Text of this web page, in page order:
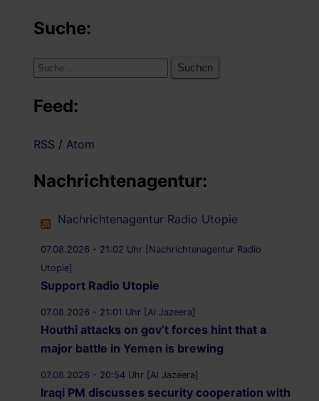
Suche:
Suche
Feed:
RSS / Atom
Nachrichtenagentur:
Nachrichtenagentur Radio Utopie
07.08.2026 - 21:02 Uhr [Nachrichtenagentur Radio
Utopie]
Support Radio Utopie
07.08.2026 - 21:01 Uhr [Al Jazeera]
Houthi attacks on gov’t forces hint that a
major battle in Yemen is brewing
07.08.2026 - 20:54 Uhr [Al Jazeera]
Iraqi PM discusses security cooperation with